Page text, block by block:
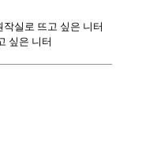
실로 뜨고 싶은 니터
싶은 니터